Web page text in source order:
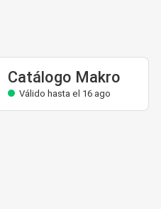
Catálogo Makro
Válido hasta el 16 ago